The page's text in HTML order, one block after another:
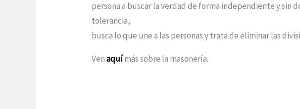
persona a buscar la verdad de forma independiente y sin
tolerancia,
busca lo que une a las personas y trata de eliminar las
Venaquímás sobre la masonería.